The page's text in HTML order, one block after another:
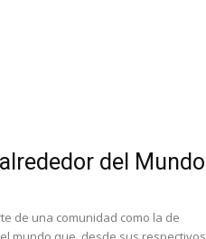
del Mundo
de una comunidad como la de